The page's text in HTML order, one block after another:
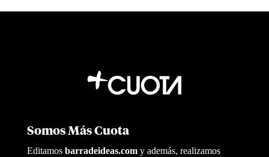
Somos Más Cuota
Editamosbarradeideas.com y además, realizamos